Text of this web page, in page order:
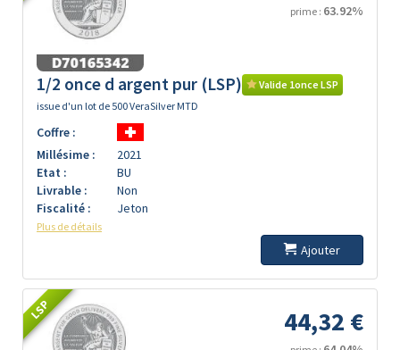
prime : 63.92%
1/2 once d argent pur (LSP)
Valide 1once LSP
issue d'un lot de 500 VeraSilver MTD
Coffre :
Millésime :
2021
Etat :
BU
Livrable :
Non
Fiscalité :
Jeton
Plus de détails
Ajouter
LSP 44,32 €